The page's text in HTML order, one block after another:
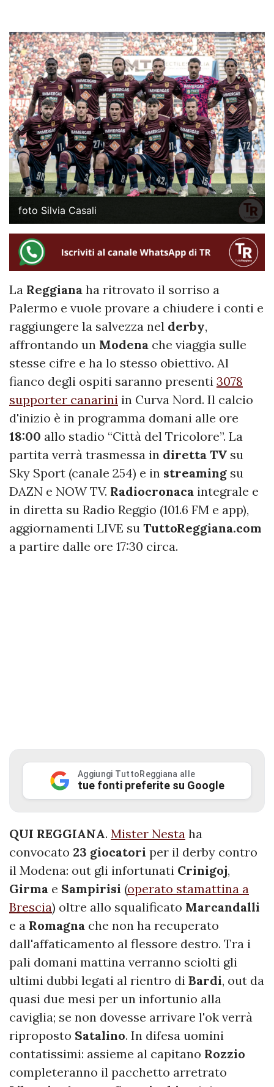
foto Silvia Casali
La Reggiana ha ritrovato il sorriso a
Palermo e vuole provare a chiudere i conti e
raggiungere la salvezza nel derby,
affrontando un Modena che viaggia sulle
stesse cifre e ha lo stesso obiettivo. Al
fianco degli ospiti saranno presenti 3078
supporter canarini in Curva Nord. Il calcio
d'inizio è in programma domani alle ore
18:00 allo stadio “Città del Tricolore”. La
partita verrà trasmessa in diretta TV su
Sky Sport (canale 254) e in streaming su
DAZN e NOW TV. Radiocronaca integrale e
in diretta su Radio Reggio (101.6 FM e app),
aggiornamenti LIVE su TuttoReggiana.com
a partire dalle ore 17:30 circa.
Aggiungi TuttoReggiana alle
tue fonti preferite su Google
QUI REGGIANA. Mister Nesta ha
convocato 23 giocatori per il derby contro
il Modena: out gli infortunati Crinigoj,
Girma e Sampirisi (operato stamattina a
Brescia) oltre allo squalificato Marcandalli
e a Romagna che non ha recuperato
dall'affaticamento al flessore destro. Tra i
pali domani mattina verranno sciolti gli
ultimi dubbi legati al rientro di Bardi, out da
quasi due mesi per un infortunio alla
caviglia; se non dovesse arrivare l'ok verrà
riproposto Satalino. In difesa uomini
contatissimi: assieme al capitano Rozzio
completeranno il pacchetto arretrato